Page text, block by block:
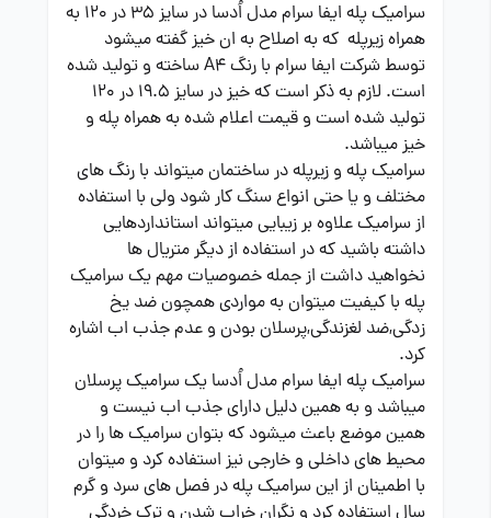
سرامیک پله ایفا سرام مدل اُدسا در سایز 35 در 120 به
همراه زیرپله که به اصلاح به ان خیز گفته میشود
توسط شرکت ایفا سرام با رنگ A4 ساخته و تولید شده
است. لازم به ذکر است که خیز در سایز 19.5 در 120
تولید شده است و قیمت اعلام شده به همراه پله و
خیز میباشد.
سرامیک پله و زیرپله در ساختمان میتواند با رنگ های
مختلف و یا حتی انواع سنگ کار شود ولی با استفاده
از سرامیک علاوه بر زیبایی میتواند استانداردهایی
داشته باشید که در استفاده از دیگر متریال ها
نخواهید داشت از جمله خصوصیات مهم یک سرامیک
پله با کیفیت میتوان به مواردی همچون ضد یخ
زدگی,ضد لغزندگی,پرسلان بودن و عدم جذب اب اشاره
کرد.
سرامیک پله ایفا سرام مدل اُدسا یک سرامیک پرسلان
میباشد و به همین دلیل دارای جذب اب نیست و
همین موضع باعث میشود که بتوان سرامیک ها را در
محیط های داخلی و خارجی نیز استفاده کرد و میتوان
با اطمینان از این سرامیک پله در فصل های سرد و گرم